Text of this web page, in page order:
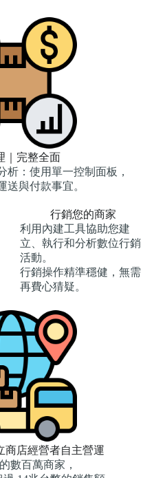
｜完整全面
析：使用單一控制面板，
送與付款事宜。
行銷您的商家
利用內建工具協助您建
立、執行和分析數位行銷
活動。
行銷操作精準穩健，無需
再費心猜疑。
商店經營者自主營運
數百萬商家，